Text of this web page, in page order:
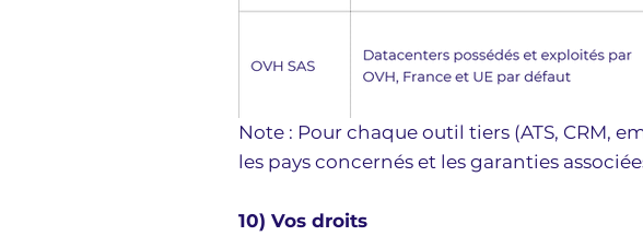
Note : Pour chaque outil tiers (ATS, CRM,
les pays concernés et les garanties
10) Vos droits